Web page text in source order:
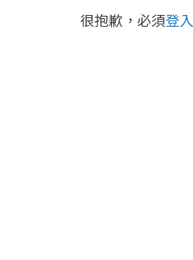
很抱歉，必須登入